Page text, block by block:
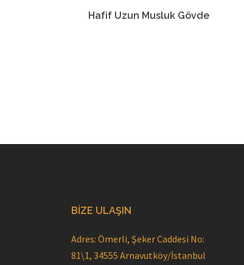
Hafif Uzun Musluk Gövde
BIZE ULAŞIN
Adres: Ömerli, Şeker Caddesi No:
81\1, 34555 Arnavutköy/İstanbul